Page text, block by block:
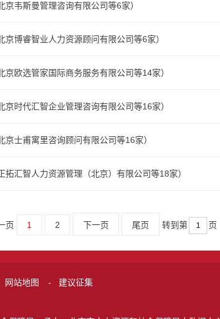
韦斯曼管理咨询有限公司等6家）
博睿智业人力资源顾问有限公司等6家）
欧选管家国际商务服务有限公司等14家）
时代汇智企业管理咨询有限公司等16家）
士甫寓里咨询顾问有限公司等16家）
汇智人力资源管理（北京）有限公司等18家）
页 1 2 下一页 尾页 转到第 页
网站地图 - 建议征集